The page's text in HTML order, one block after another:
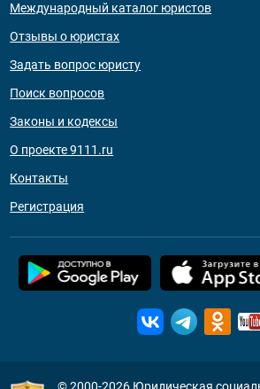
Международный каталог юристов
Отзывы о юристах
Задать вопрос юристу
Поиск вопросов
Законы и кодексы
О проекте 9111.ru
Контакты
Регистрация